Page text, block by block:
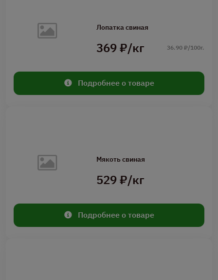
Лопатка свиная
369 ₽/кг 36.90 ₽/100г.
Подробнее о товаре
Мякоть свиная
529 ₽/кг
Подробнее о товаре